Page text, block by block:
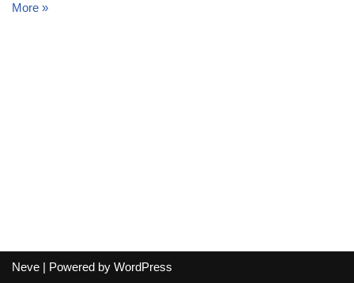
More »
Neve | Powered by WordPress